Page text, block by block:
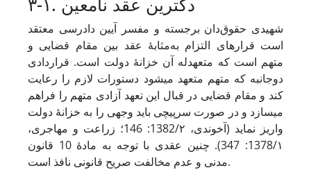
شهیدی حقوق‌دان برجسته و مفسر آیین دادرسی معتقد
است قرارهای التزام به‌مثابۀ عقد بین مقام قضایی و
متهم است که متعهدله آن خزانۀ دولت است. قراردادی
دوجانبه که متهم متعهد می‏شود دستورات لازم را رعایت
کند و مقام قضایی در قبال این تعهد آزادی متهم را فراهم
می‏سازد و در صورت سرپیچی باید وجهی را به خزانۀ دولت
واریز نماید (آخوندی، 1382/۲: 146؛ زراعت و مهاجری،
1378/۱: 347). چنین عقدی با توجه به مادۀ 10 قانون
مدنی و عدم مخالفت صریح قانونی نافذ است.